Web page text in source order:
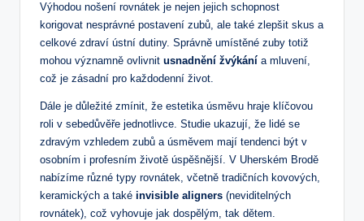
Výhodou nošení rovnátek je nejen jejich schopnost
korigovat nesprávné postavení zubů, ale také zlepšit skus a
celkové zdraví ústní dutiny. Správně umístěné zuby totiž
mohou významně ovlivnit usnadnění žvýkání a mluvení,
což je zásadní pro každodenní život.
Dále je důležité zmínit, že estetika úsměvu hraje klíčovou
roli v sebedůvěře jednotlivce. Studie ukazují, že lidé se
zdravým vzhledem zubů a úsměvem mají tendenci být v
osobním i profesním životě úspěšnější. V Uherském Brodě
nabízíme různé typy rovnátek, včetně tradičních kovových,
keramických a také invisible aligners (neviditelných
rovnátek), což vyhovuje jak dospělým, tak dětem.